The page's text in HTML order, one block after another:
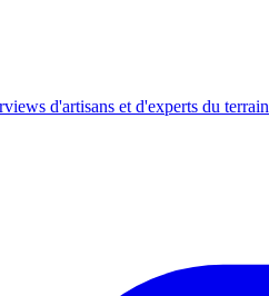
d'artisans et d'experts du terrain